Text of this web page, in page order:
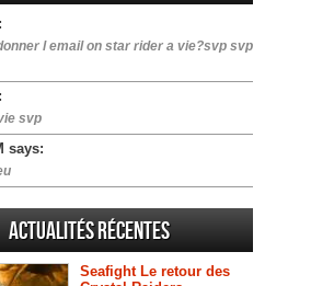
l email on star rider a vie?svp svp
svp
says:
Actualités Récentes
Seafight Le retour des